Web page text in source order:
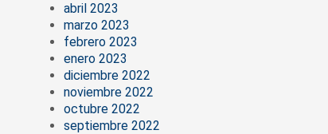
abril 2023
marzo 2023
febrero 2023
enero 2023
diciembre 2022
noviembre 2022
octubre 2022
septiembre 2022